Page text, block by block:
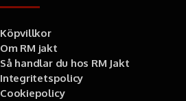
Köpvillkor
Om RM jakt
Så handlar du hos RM Jakt
Integritetspolicy
Cookiepolicy